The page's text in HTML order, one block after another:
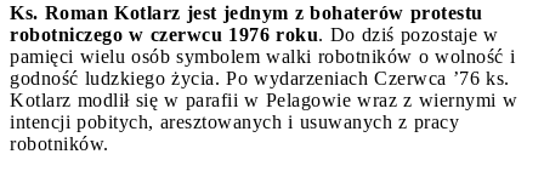
Ks. Roman Kotlarz jest jednym z bohaterów protestu
robotniczego w czerwcu 1976 roku. Do dziś pozostaje w
pamięci wielu osób symbolem walki robotników o wolność i
godność ludzkiego życia. Po wydarzeniach Czerwca ’76 ks.
Kotlarz modlił się w parafii w Pelagowie wraz z wiernymi w
intencji pobitych, aresztowanych i usuwanych z pracy
robotników.